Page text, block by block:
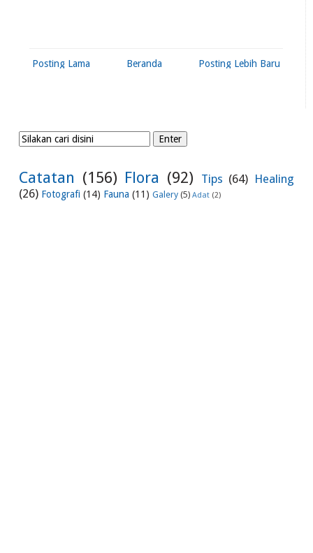
Posting Lebih Baru
Posting Lama Beranda
Catatan (156) Flora (92) Tips (64) Healing
(26) Fotografi (14) Fauna (11) Galery (5) Adat (2)